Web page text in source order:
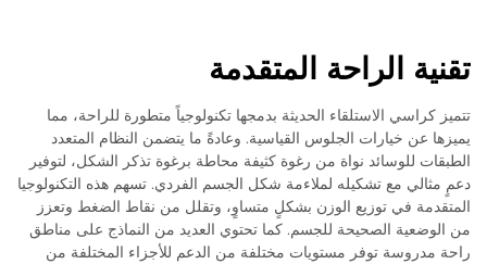
تقنية الراحة المتقدمة
تتميز كراسي الاستلقاء الحديثة بدمجها تكنولوجياً متطورة للراحة، مما
يميزها عن خيارات الجلوس القياسية. وعادةً ما يتضمن النظام المتعدد
الطبقات للوسائد نواة من رغوة كثيفة محاطة برغوة تذكر الشكل، لتوفير
دعمٍ مثالي مع تشكيله لملاءمة شكل الجسم الفردي. تسهم هذه التكنولوجيا
المتقدمة في توزيع الوزن بشكلٍ متساوٍ، وتقلل من نقاط الضغط وتعزز
من الوضعية الصحيحة للجسم. كما تحتوي العديد من النماذج على مناطق
راحة مدروسة توفر مستويات مختلفة من الدعم للأجزاء المختلفة من